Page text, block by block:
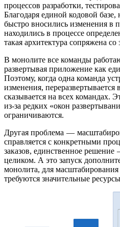
процессов разработки,
Благодаря единой кодовой базе,
быстро вносились изменения в
находились в процессе
такая архитектура сопряжена
В монолите все команды
развертывая приложение как
Поэтому, когда одна команда
изменения, переразвертывается
сказывается на всех командах.
из-за редких «окон
ограничиваются.
Другая проблема —
справляется с конкретными
заказов, единственное
целиком. А это запуск
монолита, для
требуются значительные